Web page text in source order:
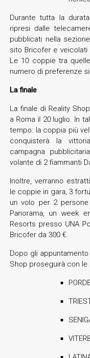
Durante tutta la
ripresi dalle
pubblicati nella
sito Bricofer e
Le 10 coppie tra
numero di preferenze
La finale
La finale di Reality
a Roma il 20 luglio. In
tempo: la coppia più
conquisterà la
campagna
volante di 2 fiammanti
Inoltre, verranno
le coppie in gara, 3
un volo per 2
Panorama, un week
Resorts presso UNA
Bricofer da 300 €.
Dopo gli
Shop proseguirà con